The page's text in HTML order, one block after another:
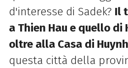
d'interesse di Sadek? Il
a Thien Hau e quello di
oltre alla Casa di
questa città della